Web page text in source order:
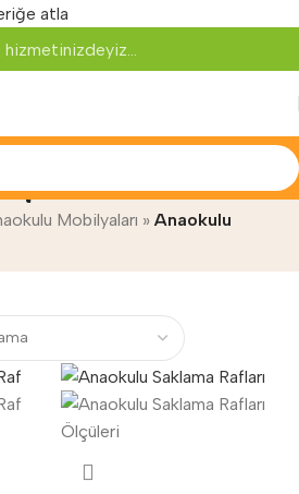
atla
Mobilyaları » Anaokulu